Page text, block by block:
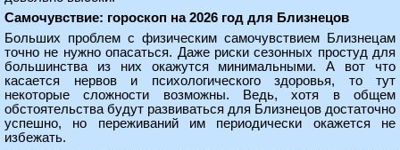
Самочувствие: гороскоп на 2026 год для Близнецов
Больших проблем с физическим самочувствием Близнецам
точно не нужно опасаться. Даже риски сезонных простуд для
большинства из них окажутся минимальными. А вот что
касается нервов и психологического здоровья, то тут
некоторые сложности возможны. Ведь, хотя в общем
обстоятельства будут развиваться для Близнецов достаточно
успешно, но переживаний им периодически окажется не
избежать.